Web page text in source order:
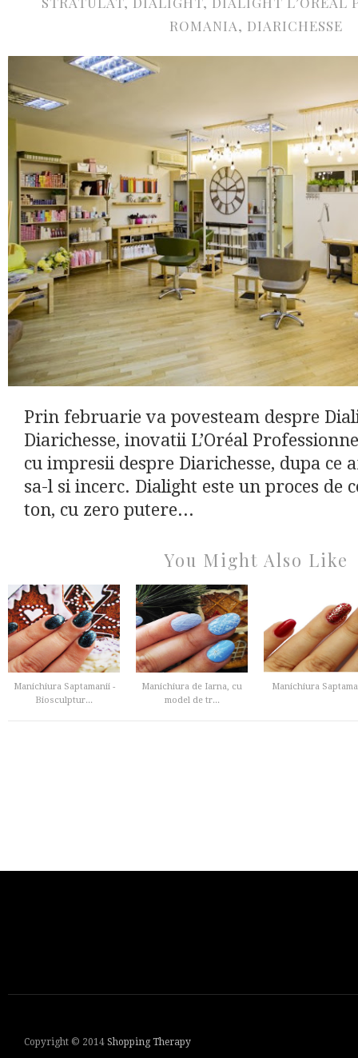
ROMANIA, DIARICHESSE
Prin februarie va povesteam despre
Diarichesse, inovatii L’Oréal
cu impresii despre Diarichesse, dupa ce
sa-l si incerc. Dialight este un proces de
ton, cu zero putere...
You Might Also Like
Manichiura Saptamanii -
Biosculptur...
Manichiura de Iarna, cu
model de tr...
Manichiura
Copyright © 2014 Shopping Therapy